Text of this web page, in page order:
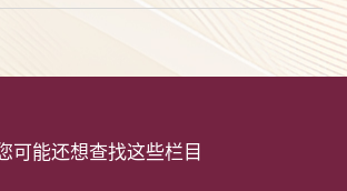
可能还想查找这些栏目